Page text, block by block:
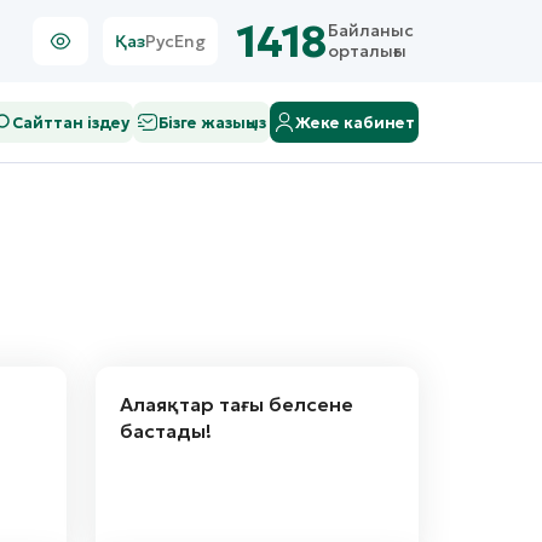
ҚазРусEng 1418Байланыс
орталығы
Сайттан іздеу Бізге жазыңыз Жеке кабинет
Алаяқтар тағы белсене
бастады!